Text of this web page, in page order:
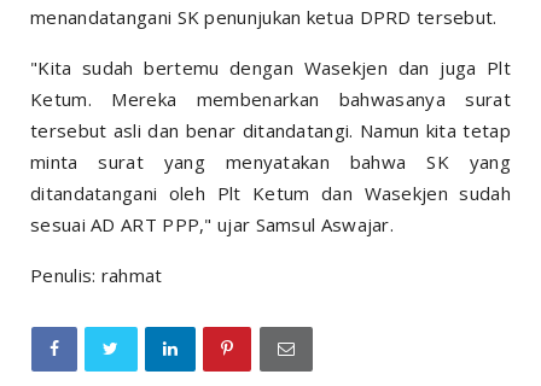
menandatangani SK penunjukan ketua DPRD tersebut.
"Kita sudah bertemu dengan Wasekjen dan juga Plt
Ketum. Mereka membenarkan bahwasanya surat
tersebut asli dan benar ditandatangi. Namun kita tetap
minta surat yang menyatakan bahwa SK yang
ditandatangani oleh Plt Ketum dan Wasekjen sudah
sesuai AD ART PPP," ujar Samsul Aswajar.
Penulis: rahmat